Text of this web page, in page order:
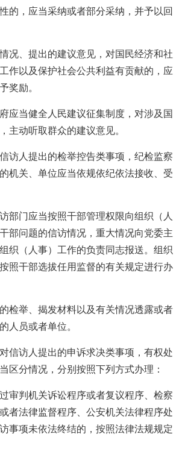
的，应当采纳或者部分采纳，并予以回
况、提出的建议意见，对国民经济和社
作以及保护社会公共利益有贡献的，应
奖励。
应当健全人民建议征集制度，对涉及国
主动听取群众的建议意见。
访人提出的检举控告类事项，纪检监察
机关、单位应当依规依纪依法接收、受
部门应当按照干部管理权限向组织（人
部问题的信访情况，重大情况向党委主
织（人事）工作的负责同志报送。组织
照干部选拔任用监督的有关规定进行办
检举、揭发材料以及有关情况透露或者
人员或者单位。
信访人提出的申诉求决类事项，有权处
区分情况，分别按照下列方式办理：
过审判机关诉讼程序或者复议程序、检察
者法律监督程序、公安机关法律程序处
事项未依法终结的，按照法律法规规定